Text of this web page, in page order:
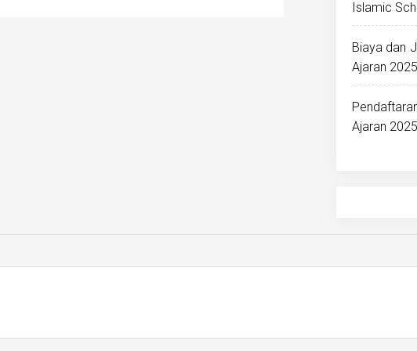
Islamic
Biaya dan
Ajaran
Ajaran